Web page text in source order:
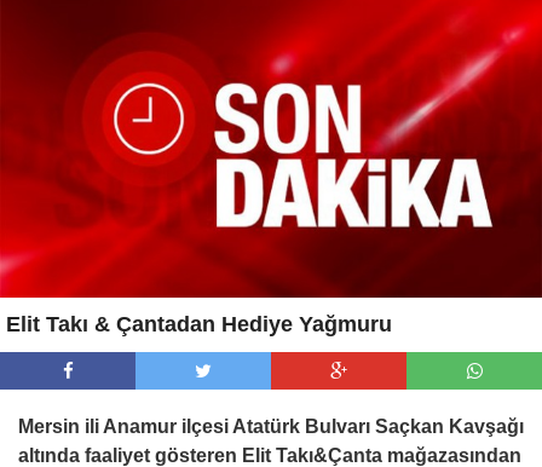
Elit Takı & Çantadan Hediye Yağmuru
Mersin ili Anamur ilçesi Atatürk Bulvarı Saçkan Kavşağı
altında faaliyet gösteren Elit Takı&Çanta mağazasından